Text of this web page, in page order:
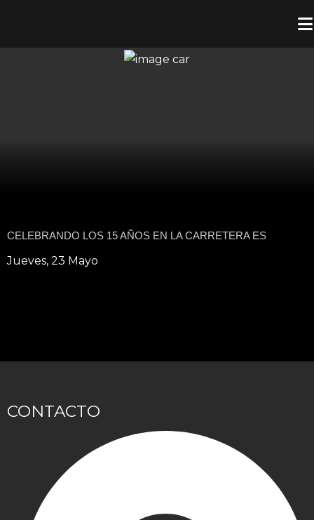
CELEBRANDO LOS 15 AÑOS EN LA CARRETERA ES
Jueves, 23 Mayo
CONTACTO